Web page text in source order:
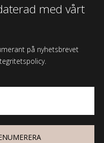
med vårt
på nyhetsbrevet